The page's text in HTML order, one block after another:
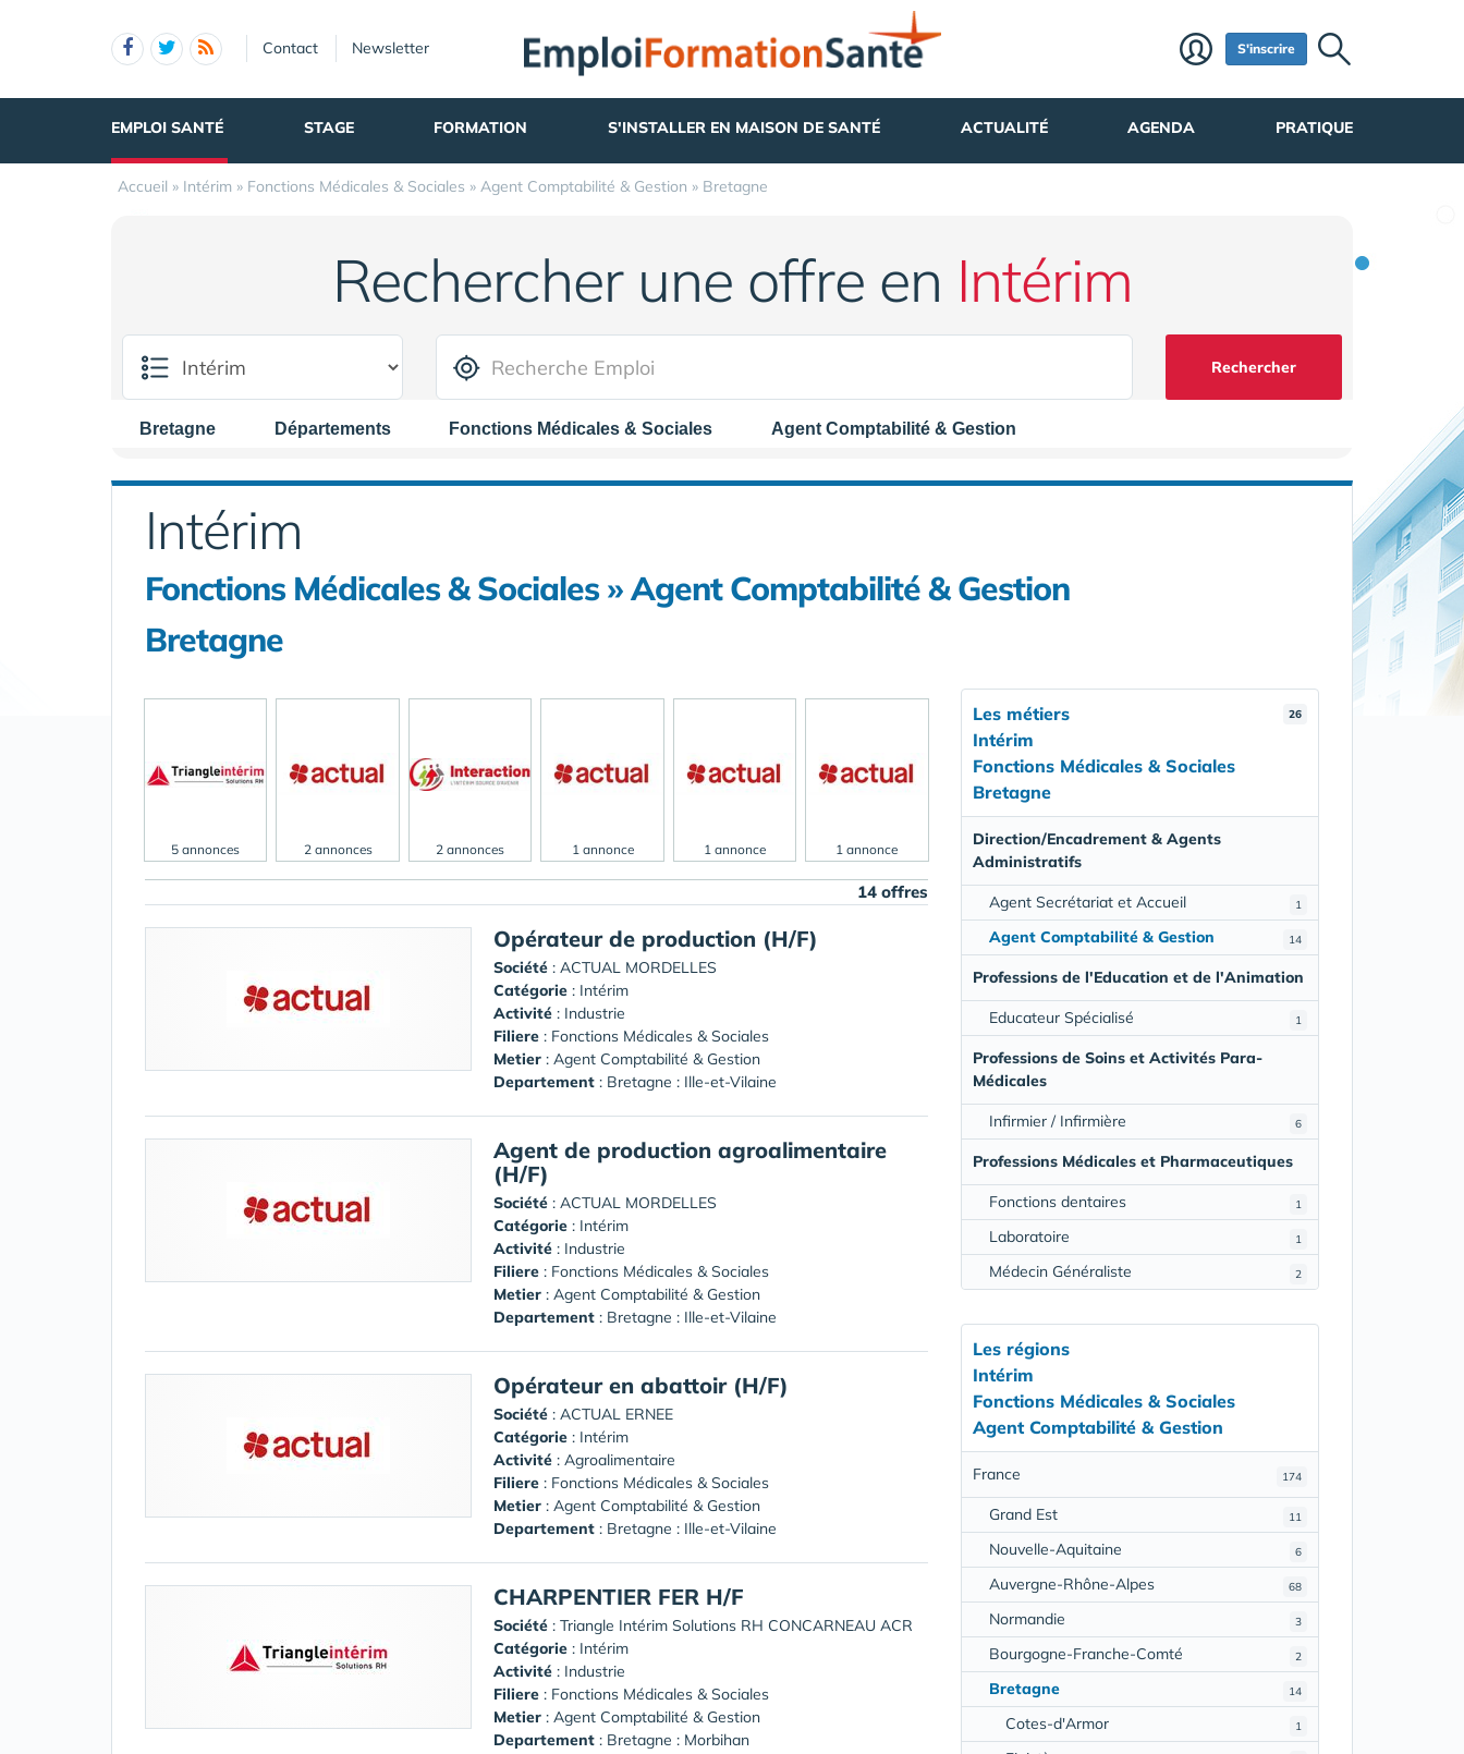
Contact Newsletter S'inscrire
EMPLOI SANTÉ STAGE FORMATION S'INSTALLER EN MAISON DE SANTÉ ACTUALITÉ AGENDA PRATIQUE
Accueil » Intérim » Fonctions Médicales & Sociales » Agent Comptabilité & Gestion » Bretagne
Rechercher une offre en Intérim
Rechercher
Bretagne Départements Fonctions Médicales & Sociales Agent Comptabilité & Gestion
Intérim
Fonctions Médicales & Sociales » Agent Comptabilité & Gestion
Bretagne
5 annonces 2 annonces 2 annonces 1 annonce 1 annonce 1 annonce
14 offres
Opérateur de production (H/F)
Société : ACTUAL MORDELLES
Catégorie : Intérim
Activité : Industrie
Filiere : Fonctions Médicales & Sociales
Metier : Agent Comptabilité & Gestion
Departement : Bretagne : Ille-et-Vilaine
Agent de production agroalimentaire
(H/F)
Société : ACTUAL MORDELLES
Catégorie : Intérim
Activité : Industrie
Filiere : Fonctions Médicales & Sociales
Metier : Agent Comptabilité & Gestion
Departement : Bretagne : Ille-et-Vilaine
Opérateur en abattoir (H/F)
Société : ACTUAL ERNEE
Catégorie : Intérim
Activité : Agroalimentaire
Filiere : Fonctions Médicales & Sociales
Metier : Agent Comptabilité & Gestion
Departement : Bretagne : Ille-et-Vilaine
CHARPENTIER FER H/F
Société : Triangle Intérim Solutions RH CONCARNEAU ACR
Catégorie : Intérim
Activité : Industrie
Filiere : Fonctions Médicales & Sociales
Metier : Agent Comptabilité & Gestion
Departement : Bretagne : Morbihan
26
Les métiers
Intérim
Fonctions Médicales & Sociales
Bretagne
Direction/Encadrement & Agents
Administratifs
1
Agent Secrétariat et Accueil
14
Agent Comptabilité & Gestion
Professions de l'Education et de l'Animation
1
Educateur Spécialisé
Professions de Soins et Activités Para-
Médicales
6
Infirmier / Infirmière
Professions Médicales et Pharmaceutiques
1
Fonctions dentaires
1
Laboratoire
2
Médecin Généraliste
Les régions
Intérim
Fonctions Médicales & Sociales
Agent Comptabilité & Gestion
174
France
11
Grand Est
6
Nouvelle-Aquitaine
68
Auvergne-Rhône-Alpes
3
Normandie
2
Bourgogne-Franche-Comté
14
Bretagne
1
Cotes-d'Armor